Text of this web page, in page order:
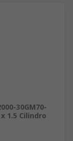
30GM70-
1.5 Cilindro